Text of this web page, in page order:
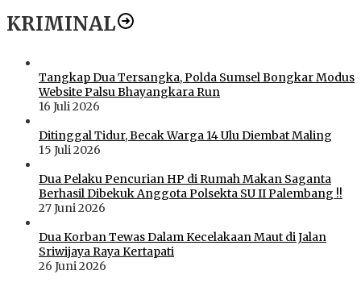
KRIMINAL
Tangkap Dua Tersangka, Polda Sumsel Bongkar Modus
Website Palsu Bhayangkara Run
16 Juli 2026
Ditinggal Tidur, Becak Warga 14 Ulu Diembat Maling
15 Juli 2026
Dua Pelaku Pencurian HP di Rumah Makan Saganta
Berhasil Dibekuk Anggota Polsekta SU II Palembang !!
27 Juni 2026
Dua Korban Tewas Dalam Kecelakaan Maut di Jalan
Sriwijaya Raya Kertapati
26 Juni 2026